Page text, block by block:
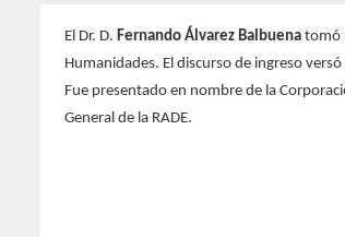
El Dr. D. Fernando Álvarez Balbuena tomó
Humanidades. El discurso de ingreso versó
Fue presentado en nombre de la
General de la RADE.